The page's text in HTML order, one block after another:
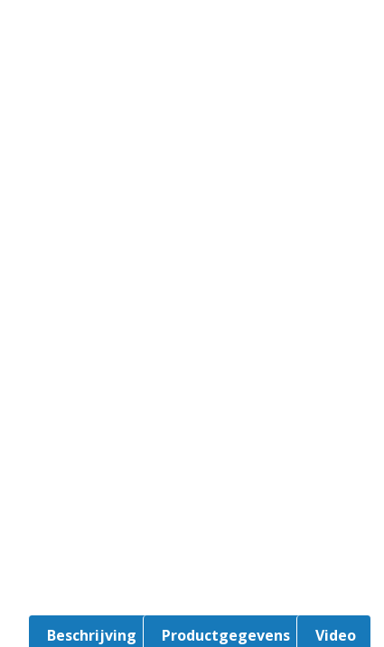
Beschrijving Productgegevens Video